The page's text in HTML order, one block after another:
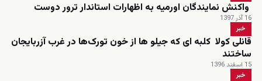
واکنش نمایندگان اورمیه به اظهارات استاندار ترور دوست
16 آذر 1397
خبر
قانلی کولا کلبه ای که جیلو ها از خون تورک‌ها در غرب آزربایجان
ساختند
15 اسفند 1396
خبر